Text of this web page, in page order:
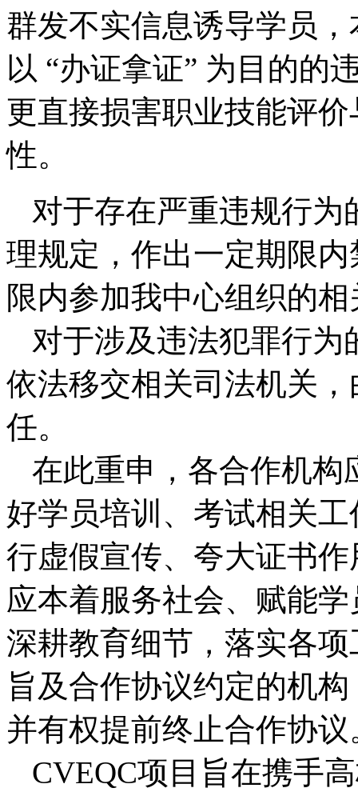
群发不实信息诱导学员
以 “办证拿证” 为目的的
更直接损害职业技能评
性。
对于存在严重违规行
理规定，作出一定期限
限内参加我中心组织的
对于涉及违法犯罪行
依法移交相关司法机关
任。
在此重申，各合作机构
好学员培训、考试相关
行虚假宣传、夸大证书
应本着服务社会、赋能
深耕教育细节，落实各
旨及合作协议约定的机
并有权提前终止合作协议
CVEQC项目旨在携手